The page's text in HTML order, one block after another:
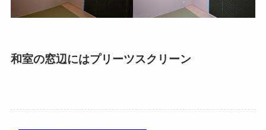
和室の窓辺にはプリーツスクリーン